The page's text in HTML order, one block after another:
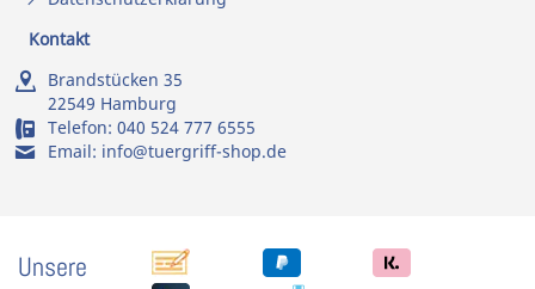
Kontakt
Brandstücken 35
22549 Hamburg
Telefon: 040 524 777 6555
Email: info@tuergriff-shop.de
Unsere